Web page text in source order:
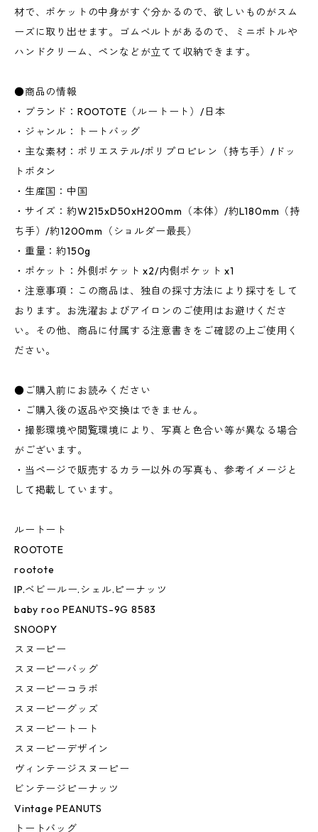
材で、ポケットの中身がすぐ分かるので、欲しいものがスム
ーズに取り出せます。ゴムベルトがあるので、ミニボトルや
ハンドクリーム、ペンなどが立てて収納できます。
●商品の情報
・ブランド：ROOTOTE（ルートート）/日本
・ジャンル：トートバッグ
・主な素材：ポリエステル/ポリプロピレン（持ち手）/ドッ
トボタン
・生産国：中国
・サイズ：約W215xD50xH200mm（本体）/約L180mm（持
ち手）/約1200mm（ショルダー最長）
・重量：約150g
・ポケット：外側ポケット x2/内側ポケット x1
・注意事項：この商品は、独自の採寸方法により採寸をして
おります。お洗濯およびアイロンのご使用はお避けくださ
い。その他、商品に付属する注意書きをご確認の上ご使用く
ださい。
●ご購入前にお読みください
・ご購入後の返品や交換はできません。
・撮影環境や閲覧環境により、写真と色合い等が異なる場合
がございます。
・当ページで販売するカラー以外の写真も、参考イメージと
して掲載しています。
ルートート
ROOTOTE
rootote
IP.ベビールー.シェル.ピーナッツ
baby roo PEANUTS-9G 8583
SNOOPY
スヌーピー
スヌーピーバッグ
スヌーピーコラボ
スヌーピーグッズ
スヌーピートート
スヌーピーデザイン
ヴィンテージスヌーピー
ビンテージピーナッツ
Vintage PEANUTS
トートバッグ